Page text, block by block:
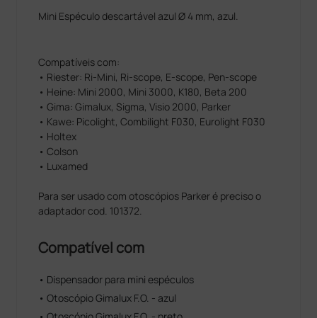
Mini Espéculo descartável azul Ø 4 mm, azul.
Compatíveis com:
• Riester: Ri-Mini, Ri-scope, E-scope, Pen-scope
• Heine: Mini 2000, Mini 3000, K180, Beta 200
• Gima: Gimalux, Sigma, Visio 2000, Parker
• Kawe: Picolight, Combilight F030, Eurolight F030
• Holtex
• Colson
• Luxamed
Para ser usado com otoscópios Parker é preciso o
adaptador cod. 101372.
Compatível com
• Dispensador para mini espéculos
• Otoscópio Gimalux F.O. - azul